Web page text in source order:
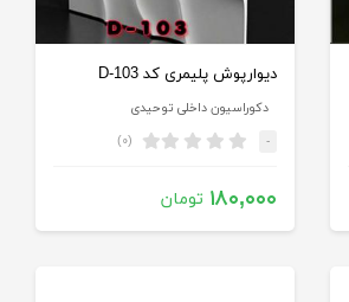
دیوارپوش پلیمری کد D-103
دکوراسیون داخلی توحیدی
- (۰)
۱۸۰,۰۰۰ تومان